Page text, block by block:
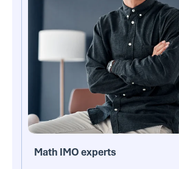
Math IMO experts